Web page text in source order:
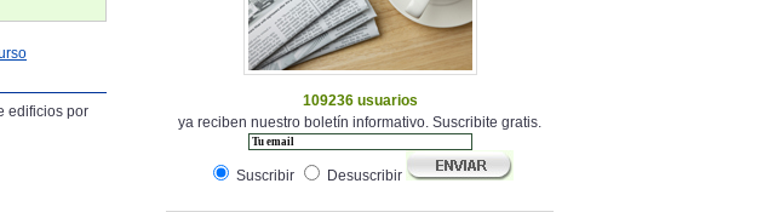
edificios por
109236 usuarios
ya reciben nuestro boletín informativo. Suscribite gratis.
Suscribir Desuscribir